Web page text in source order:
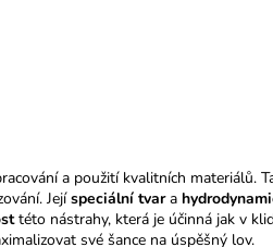
a použití kvalitních materiálů.
Jejíspeciální tvara
této nástrahy, která je účinná jak v
své šance na úspěšný lov.